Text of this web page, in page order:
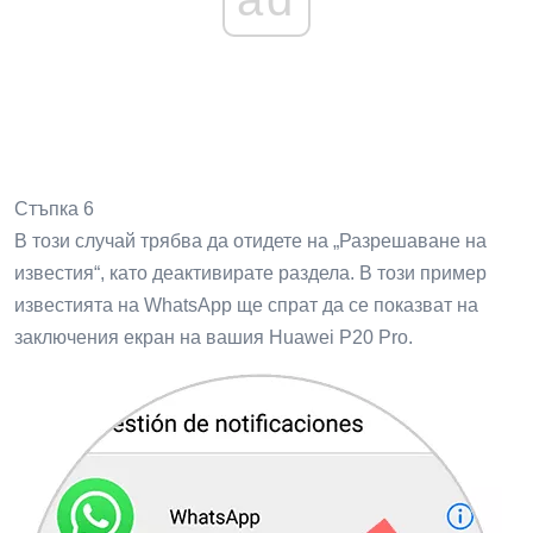
Стъпка 6
В този случай трябва да отидете на „Разрешаване на
известия“, като деактивирате раздела. В този пример
известията на WhatsApp ще спрат да се показват на
заключения екран на вашия Huawei P20 Pro.